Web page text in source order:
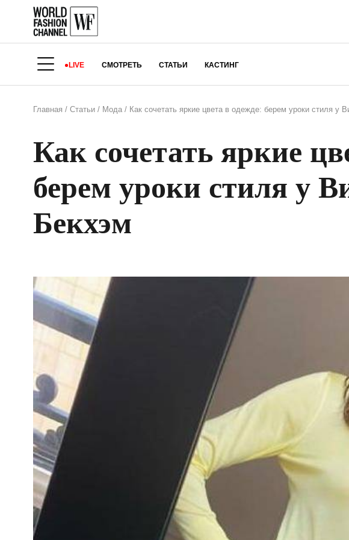
LIVE СМОТРЕТЬ СТАТЬИ КАСТИНГ
Главная / Статьи / Мода / Как сочетать яркие цвета в одежде: берем уроки стиля у
Как сочетать яркие
берем уроки стиля у
Бекхэм